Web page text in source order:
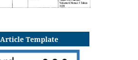
Article Template